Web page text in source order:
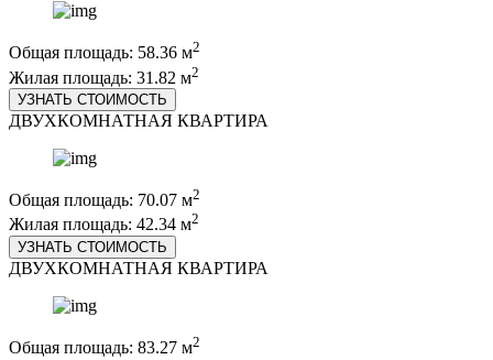
Общая площадь: 58.36 м2
Жилая площадь: 31.82 м2
УЗНАТЬ СТОИМОСТЬ
ДВУХКОМНАТНАЯ КВАРТИРА
Общая площадь: 70.07 м2
Жилая площадь: 42.34 м2
УЗНАТЬ СТОИМОСТЬ
ДВУХКОМНАТНАЯ КВАРТИРА
Общая площадь: 83.27 м2